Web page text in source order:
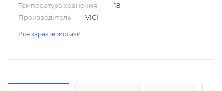
Температура хранения — -18
Производитель — VICI
Все характеристики